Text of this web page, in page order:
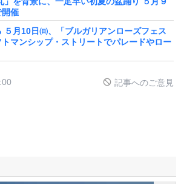
開催
５月10日㈰、「ブルガリアンローズフェス
マンシップ・ストリートでパレードやロー
記事へのご意見